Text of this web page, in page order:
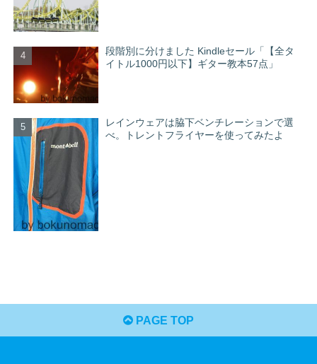
段階別に分けました Kindleセール「【全タ
イトル1000円以下】ギター教本57点」
レインウェアは脇下ベンチレーションで選
べ。トレントフライヤーを使ってみたよ
PAGE TOP